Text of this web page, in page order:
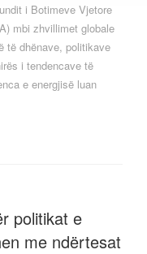
i Botimeve Vjetore
mbi zhvillimet globale
të dhënave, politikave
i tendencave të
e energjisë luan
politikat e
me ndërtesat